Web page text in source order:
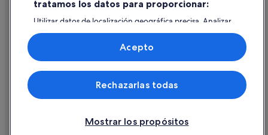
Utilizar un cupón de Expedia
Documentos para viajes internacionales
© 2026 Expedia, Inc., una empresa de Expedia Group. Todos los
derechos reservados. Expedia y el logotipo de Expedia son marcas
comerciales o marcas comerciales registradas de Expedia, Inc.
tratamos los datos para proporcionar:
Utilizar datos de localización geográfica precisa. Analizar
activamente las características del dispositivo para su
identificación. Almacenar la información en un dispositivo
y/o acceder a ella. Publicidad y contenido personalizados,
medición de publicidad y contenido, investigación de
audiencia y desarrollo de servicios.
Lista de asociados (proveedores)
Mostrar los propósitos
Rechazarlas todas
Acepto